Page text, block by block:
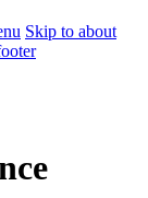
Skip to about